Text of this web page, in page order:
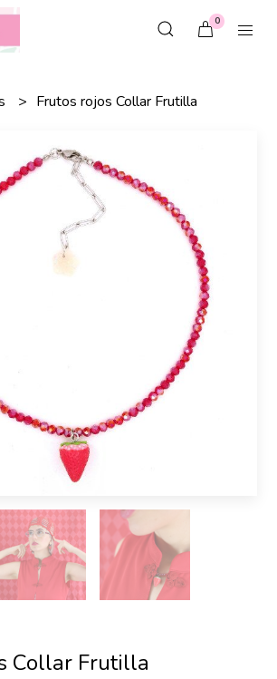
0
Frutos rojos Collar Frutilla
Collar Frutilla